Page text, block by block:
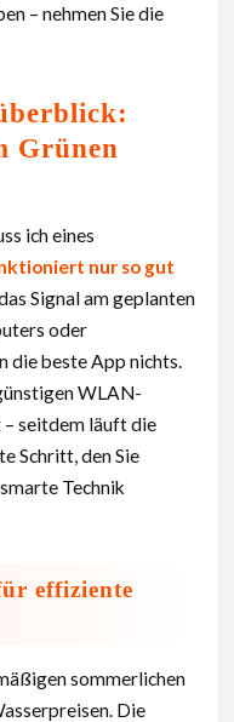
– nehmen Sie die
Grünen
ich eines
nur so gut
Signal am geplanten
oder
die beste App nichts.
WLAN-
seitdem läuft die
Schritt, den Sie
Technik
effiziente
sommerlichen
Die